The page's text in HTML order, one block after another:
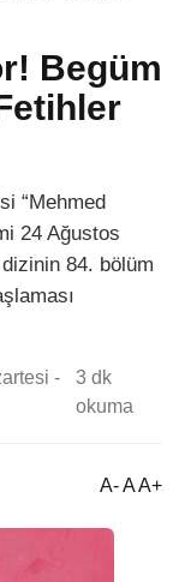
Begüm
“Mehmed
24 Ağustos
dizinin 84. bölüm
-
3 dk
okuma
A- A A+